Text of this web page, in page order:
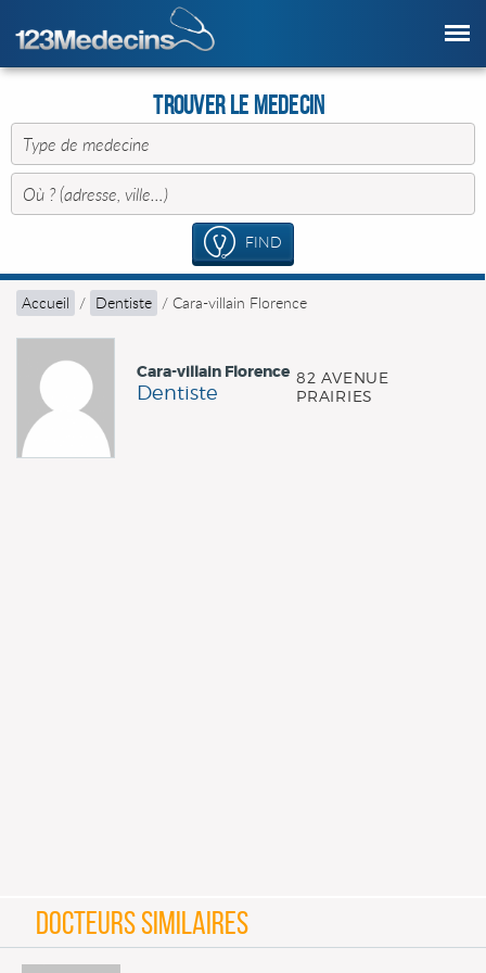
Trouver le Medecin
FIND
Accueil / Dentiste / Cara-villain Florence
Cara-villain Florence
Dentiste
82 AVENUE
PRAIRIES
DOCTEURS SIMILAIRES